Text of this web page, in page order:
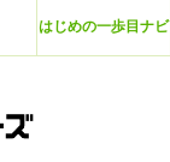
はじめの一歩目ナビ